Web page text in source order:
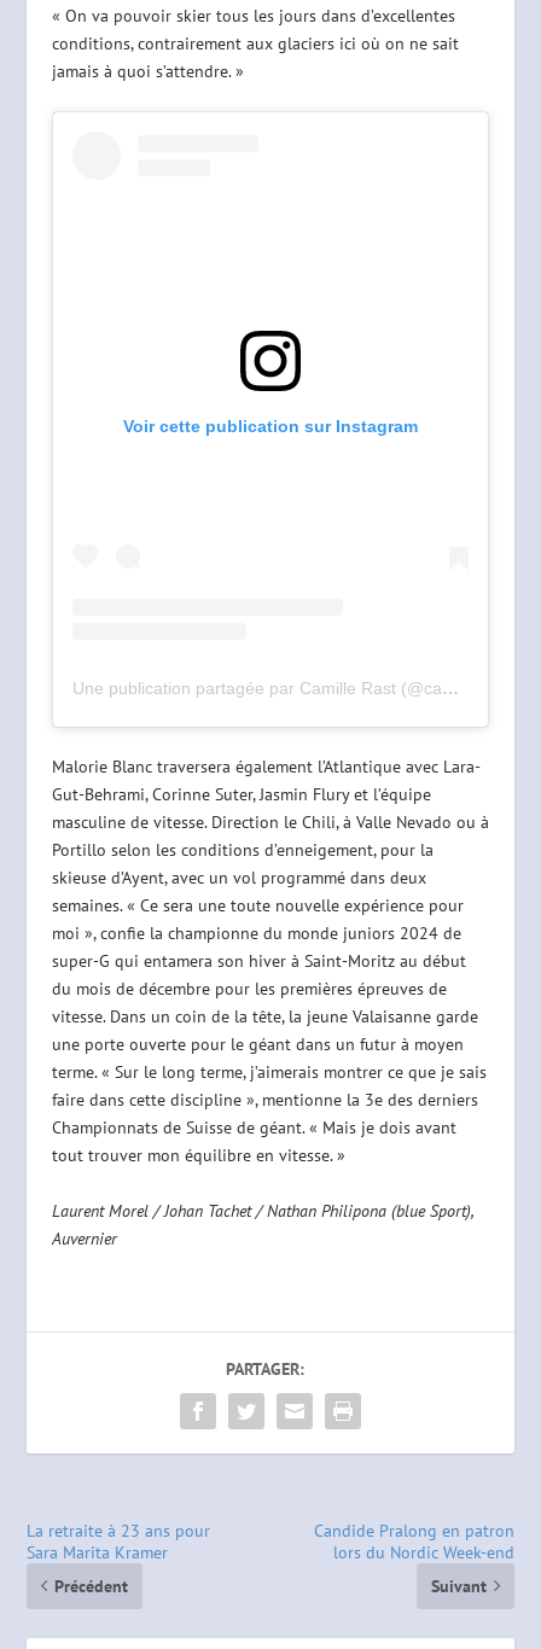
« On va pouvoir skier tous les jours dans d’excellentes
conditions, contrairement aux glaciers ici où on ne sait
jamais à quoi s’attendre. »
Voir cette publication sur Instagram
Une publication partagée par Camille Rast (@camille_rast)
Malorie Blanc traversera également l’Atlantique avec Lara-
Gut-Behrami, Corinne Suter, Jasmin Flury et l’équipe
masculine de vitesse. Direction le Chili, à Valle Nevado ou à
Portillo selon les conditions d’enneigement, pour la
skieuse d’Ayent, avec un vol programmé dans deux
semaines. « Ce sera une toute nouvelle expérience pour
moi », confie la championne du monde juniors 2024 de
super-G qui entamera son hiver à Saint-Moritz au début
du mois de décembre pour les premières épreuves de
vitesse. Dans un coin de la tête, la jeune Valaisanne garde
une porte ouverte pour le géant dans un futur à moyen
terme. « Sur le long terme, j’aimerais montrer ce que je sais
faire dans cette discipline », mentionne la 3e des derniers
Championnats de Suisse de géant. « Mais je dois avant
tout trouver mon équilibre en vitesse. »
Laurent Morel / Johan Tachet / Nathan Philipona (blue Sport),
Auvernier
PARTAGER:
La retraite à 23 ans pour
Sara Marita Kramer
Précédent
Candide Pralong en patron
lors du Nordic Week-end
Suivant